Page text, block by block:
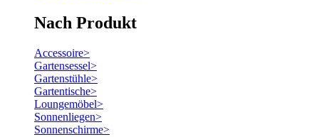
Nach Produkt
Accessoire>
Gartensessel>
Gartenstühle>
Gartentische>
Loungemöbel>
Sonnenliegen>
Sonnenschirme>